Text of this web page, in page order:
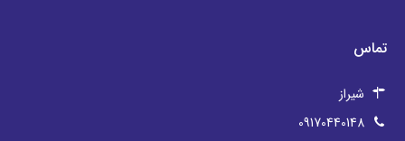
تماس
شیراز
09170440148